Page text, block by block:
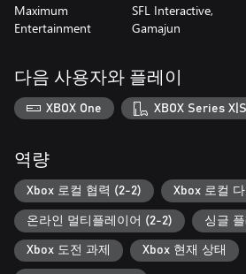
Maximum
Entertainment
SFL Interactive,
Gamajun
다음 사용자와 플레이
XBOX One XBOX Series X|S
역량
Xbox 로컬 협력 (2-2) Xbox 로컬
온라인 멀티플레이어 (2-2) 싱글
Xbox 도전 과제 Xbox 현재 상태